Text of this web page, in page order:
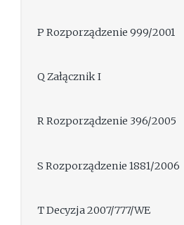
P Rozporządzenie 999/2001
Q Załącznik I
R Rozporządzenie 396/2005
S Rozporządzenie 1881/2006
T Decyzja 2007/777/WE